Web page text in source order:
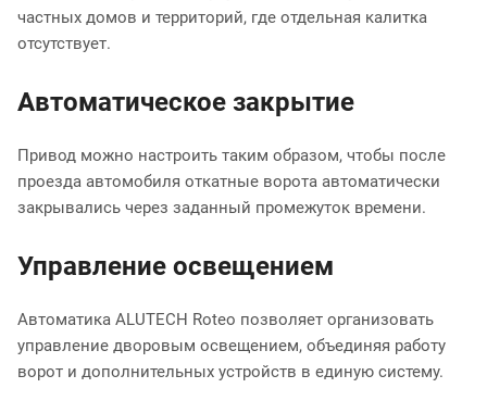
частных домов и территорий, где отдельная калитка
отсутствует.
Автоматическое закрытие
Привод можно настроить таким образом, чтобы после
проезда автомобиля откатные ворота автоматически
закрывались через заданный промежуток времени.
Управление освещением
Автоматика ALUTECH Roteo позволяет организовать
управление дворовым освещением, объединяя работу
ворот и дополнительных устройств в единую систему.